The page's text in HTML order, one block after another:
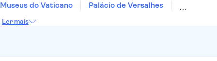
Museus do Vaticano
Palácio de Versalhes
Museu do Louvre
Ler mais